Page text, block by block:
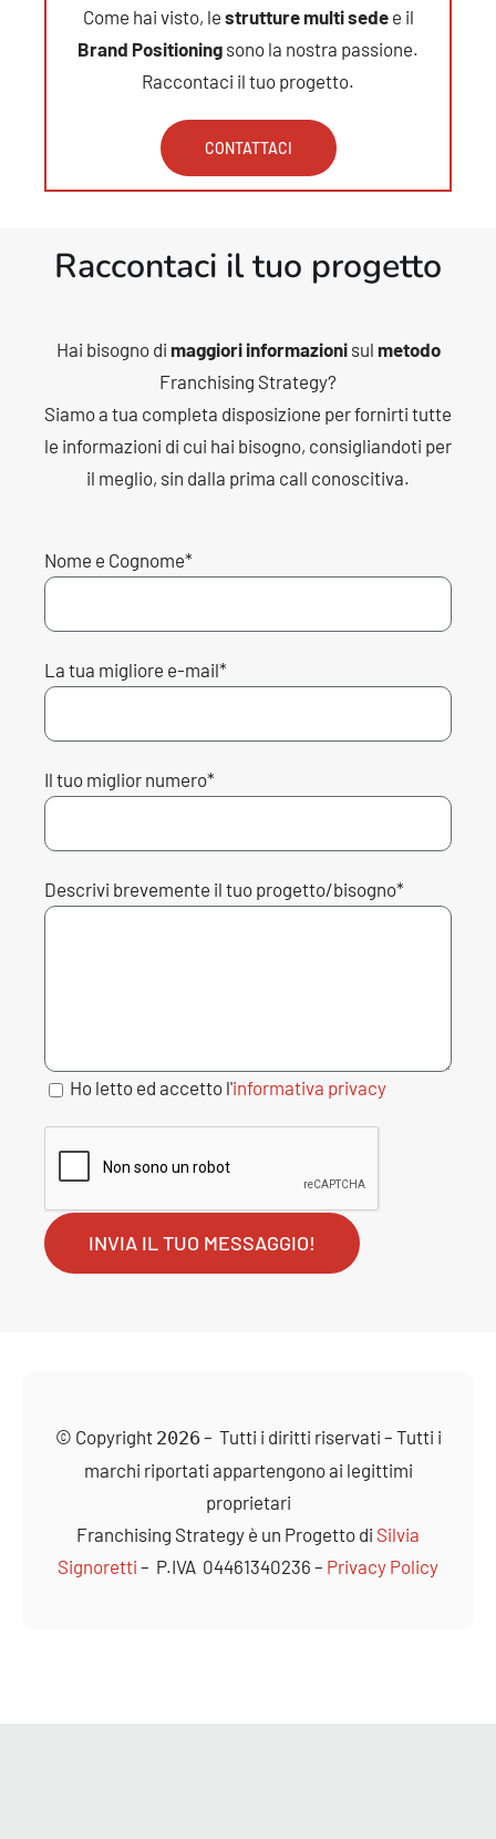
preziosa!”
Chiara Bianchi
Come hai visto, le strutture multisedee il
Brand Positioning sono la nostra passione.
Raccontaci il tuo progetto.
CONTATTACI
Raccontaci il tuo progetto
Hai bisogno di maggiori informazionisul metodo
Franchising Strategy?
Siamo a tua completa disposizione per fornirti tutte
le informazioni di cui hai bisogno, consigliandoti per
il meglio, sin dalla prima call conoscitiva.
Nome e Cognome*
La tua migliore e-mail*
Il tuo miglior numero*
Descrivi brevemente il tuo progetto/bisogno*
Ho letto ed accetto l'informativa privacy
© Copyright 2026 – Tutti i diritti riservati – Tutti i
marchi riportati appartengono ai legittimi
proprietari
Franchising Strategy è un Progetto di Silvia
Signoretti – P.IVA 04461340236 – Privacy Policy